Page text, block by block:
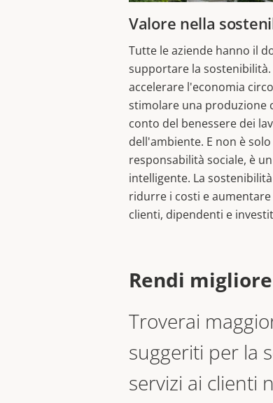
Valore nella
Tutte le aziende hanno il
supportare la sostenibilità.
accelerare l'economia
stimolare una produzione
conto del benessere dei
dell'ambiente. E non è
responsabilità sociale, è
intelligente. La
ridurre i costi e
clienti, dipendenti e
Rendi
Troverai
suggeriti per la
servizi ai clienti